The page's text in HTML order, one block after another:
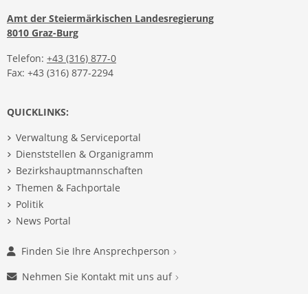
Amt der Steiermärkischen Landesregierung
8010 Graz-Burg
Telefon: +43 (316) 877-0
Fax: +43 (316) 877-2294
QUICKLINKS:
Verwaltung & Serviceportal
Dienststellen & Organigramm
Bezirkshauptmannschaften
Themen & Fachportale
Politik
News Portal
Finden Sie Ihre Ansprechperson
Nehmen Sie Kontakt mit uns auf